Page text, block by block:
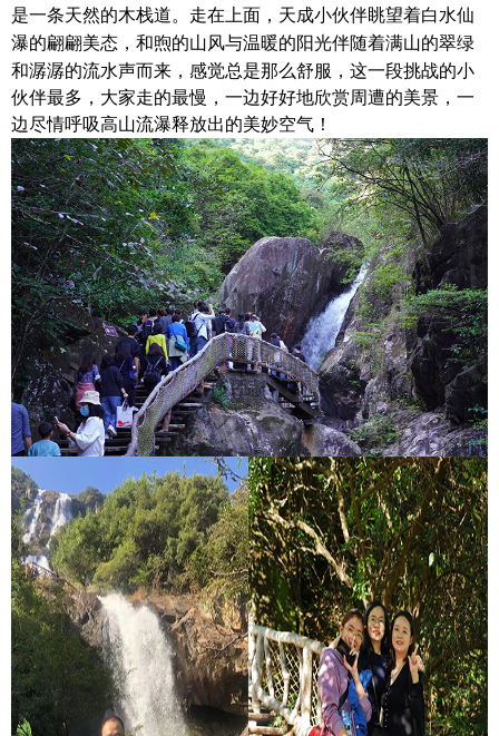
是一条天然的木栈道。走在上面，天成小伙伴眺望着白水仙
瀑的翩翩美态， 和煦的山风与温暖的阳光伴随着满山的翠绿
和潺潺的流水声而来，感觉总是那么舒服，这一段挑战的小
伙伴最多，大家走的最慢，一边好好地欣赏周遭的美景，一
边尽情呼吸高山流瀑释放出的美妙空气！